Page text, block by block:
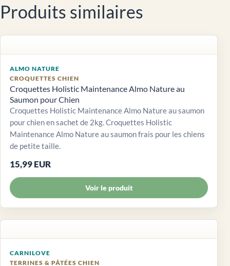
Produits similaires
ALMO NATURE
CROQUETTES CHIEN
Croquettes Holistic Maintenance Almo Nature au
Saumon pour Chien
Croquettes Holistic Maintenance Almo Nature au saumon
pour chien en sachet de 2kg. Croquettes Holistic
Maintenance Almo Nature au saumon frais pour les chiens
de petite taille.
15,99 EUR
Voir le produit
CARNILOVE
TERRINES & PÂTÉES CHIEN